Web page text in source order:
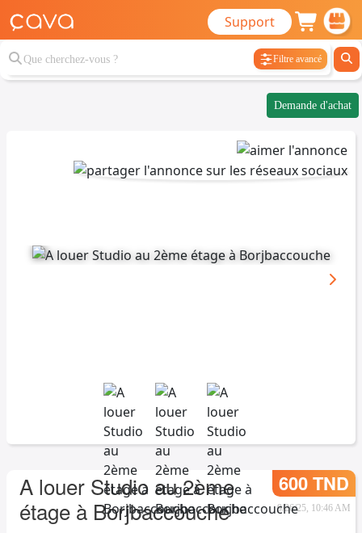
Support
Filtre avancé
Demande d'achat
A louer Studio au 2ème
étage à Borjbaccouche
600 TND
9/26/25, 10:46 AM